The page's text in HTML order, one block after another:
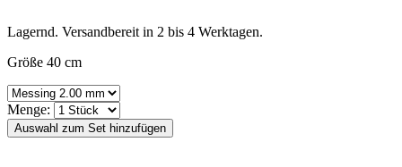
Lagernd. Versandbereit in 2 bis 4 Werktagen.
Größe 40 cm
Menge: